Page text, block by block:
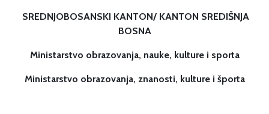
SREDNJOBOSANSKI KANTON/ KANTON SREDIŠNJA
BOSNA
Ministarstvo obrazovanja, nauke, kulture i sporta
Ministarstvo obrazovanja, znanosti, kulture i športa